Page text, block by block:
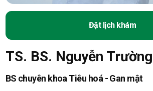
Đặt lịch khám
TS. BS. Nguyễn
BS chuyên khoa Tiêu hoá - Gan mật